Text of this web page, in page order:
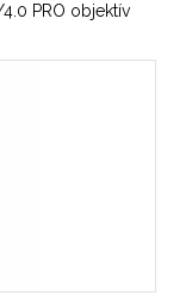
PRO objektív